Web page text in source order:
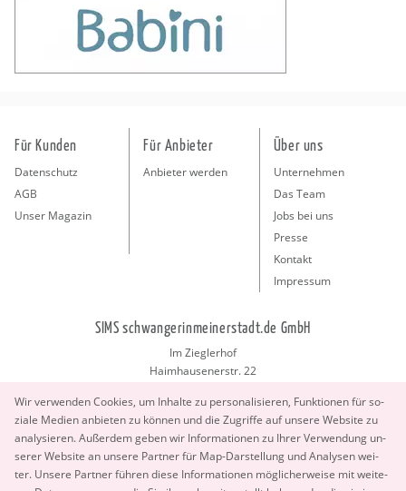
Wir ver­wen­den Coo­kies, um In­hal­te zu per­so­na­li­sie­ren, Funk­tio­nen für so­
zia­le Me­di­en an­bie­ten zu kön­nen und die Zu­grif­fe auf un­se­re Web­site zu
ana­ly­sie­ren. Au­ßer­dem geben wir In­for­ma­tio­nen zu Ihrer Ver­wen­dung un­
se­rer Web­site an un­se­re Part­ner für Map-Dar­stel­lung und Ana­ly­sen wei­
ter. Un­se­re Part­ner füh­ren diese In­for­ma­tio­nen mög­li­cher­wei­se mit wei­te­
Für Kunden
Datenschutz
AGB
Unser Magazin
Für Anbieter
Anbieter werden
Über uns
Unternehmen
Das Team
Jobs bei uns
Presse
Kontakt
Impressum
SIMS schwangerinmeinerstadt.de GmbH
Im Zieglerhof
Haimhausenerstr. 22
info@schwangerinmeinerstadt.de